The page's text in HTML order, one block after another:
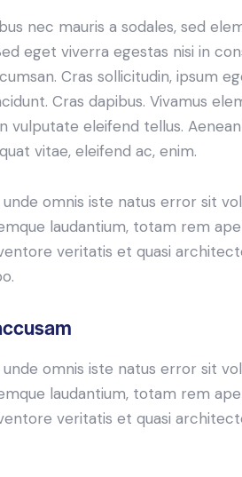
nec mauris a sodales, sed
eget viverra egestas nisi in
Cras sollicitudin, ipsum
Cras dapibus. Vivamus
vulputate eleifend tellus.
vitae, eleifend ac, enim.
omnis iste natus error sit
laudantium, totam rem
veritatis et quasi
omnis iste natus error sit
laudantium, totam rem
veritatis et quasi